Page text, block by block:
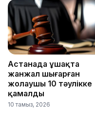
Астанада ұшақта
жанжал шығарған
жолаушы 10 тәулікке
қамалды
10 тамыз, 2026